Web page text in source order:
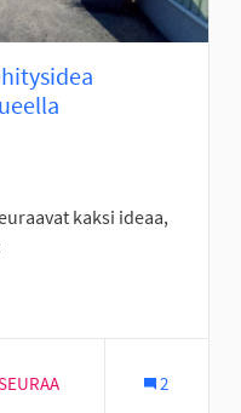
kaksi ideaa,
Seinäjoki
SEURAAJAA 2